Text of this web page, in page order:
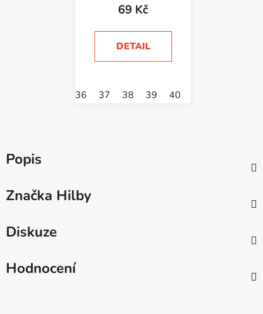
69 Kč
DETAIL
36 37 38 39 40
Popis
Značka Hilby
Diskuze
Hodnocení